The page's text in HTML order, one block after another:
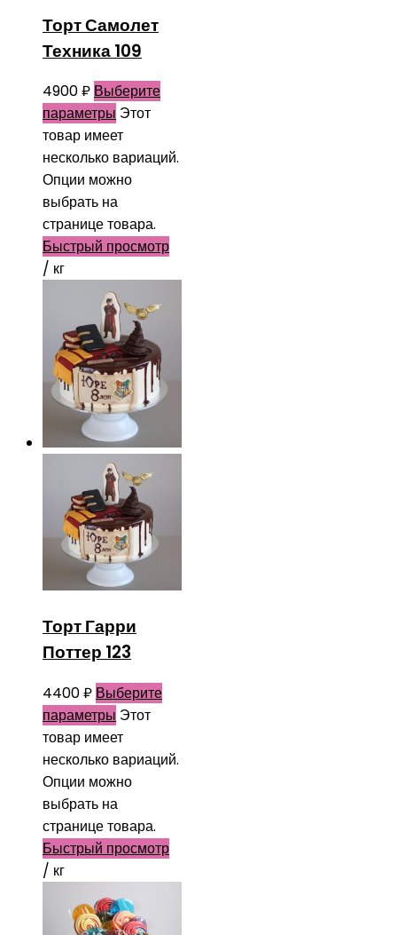
Торт Самолет
Техника 109
4900₽ Выберите
параметры Этот
товар имеет
несколько вариаций.
Опции можно
выбрать на
странице товара.
Быстрый просмотр
/ кг
Торт Гарри
Поттер 123
4400₽ Выберите
параметры Этот
товар имеет
несколько вариаций.
Опции можно
выбрать на
странице товара.
Быстрый просмотр
/ кг